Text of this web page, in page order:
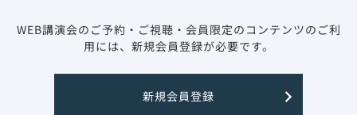
WEB講演会のご予約・ご視聴・会員限定のコンテンツのご利
用には、新規会員登録が必要です。
新規会員登録